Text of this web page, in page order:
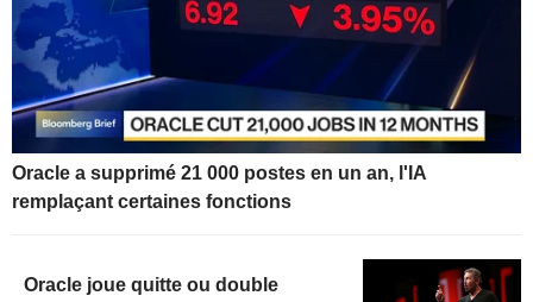
Oracle a supprimé 21 000 postes en un an, l'IA
remplaçant certaines fonctions
Oracle joue quitte ou double